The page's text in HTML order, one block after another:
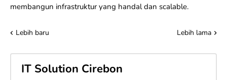
membangun infrastruktur yang handal dan scalable.
Lebih baru Lebih lama
IT Solution Cirebon